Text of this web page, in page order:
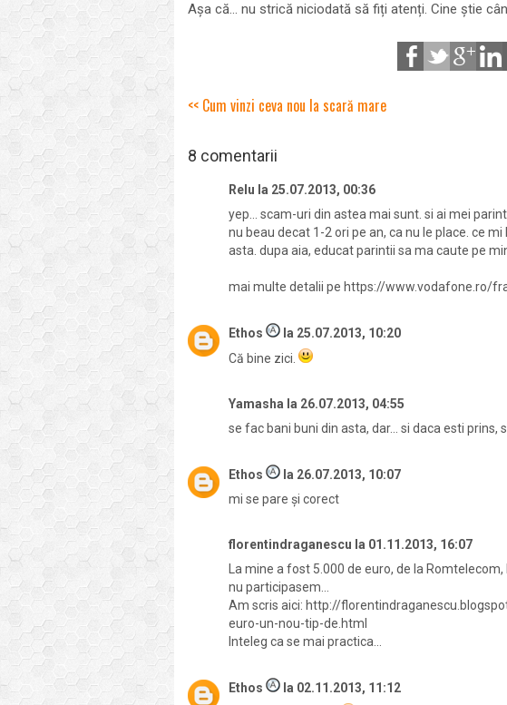
Așa că... nu strică niciodată să fiți atenți. Cine știe
<< Cum vinzi ceva nou la scară mare
8 comentarii
Relu la 25.07.2013, 00:36
yep... scam-uri din astea mai sunt. si ai mei
nu beau decat 1-2 ori pe an, ca nu le place. ce
asta. dupa aia, educat parintii sa ma caute pe
mai multe detalii pe https://www.vodafone.ro/
Ethos la 25.07.2013, 10:20
Că bine zici.
Yamasha la 26.07.2013, 04:55
se fac bani buni din asta, dar... si daca esti prins,
Ethos la 26.07.2013, 10:07
mi se pare și corect
florentindraganescu la 01.11.2013, 16:07
La mine a fost 5.000 de euro, de la
nu participasem...
Am scris aici: http://
euro-un-nou-tip-de.html
Inteleg ca se mai practica...
Ethos la 02.11.2013, 11:12